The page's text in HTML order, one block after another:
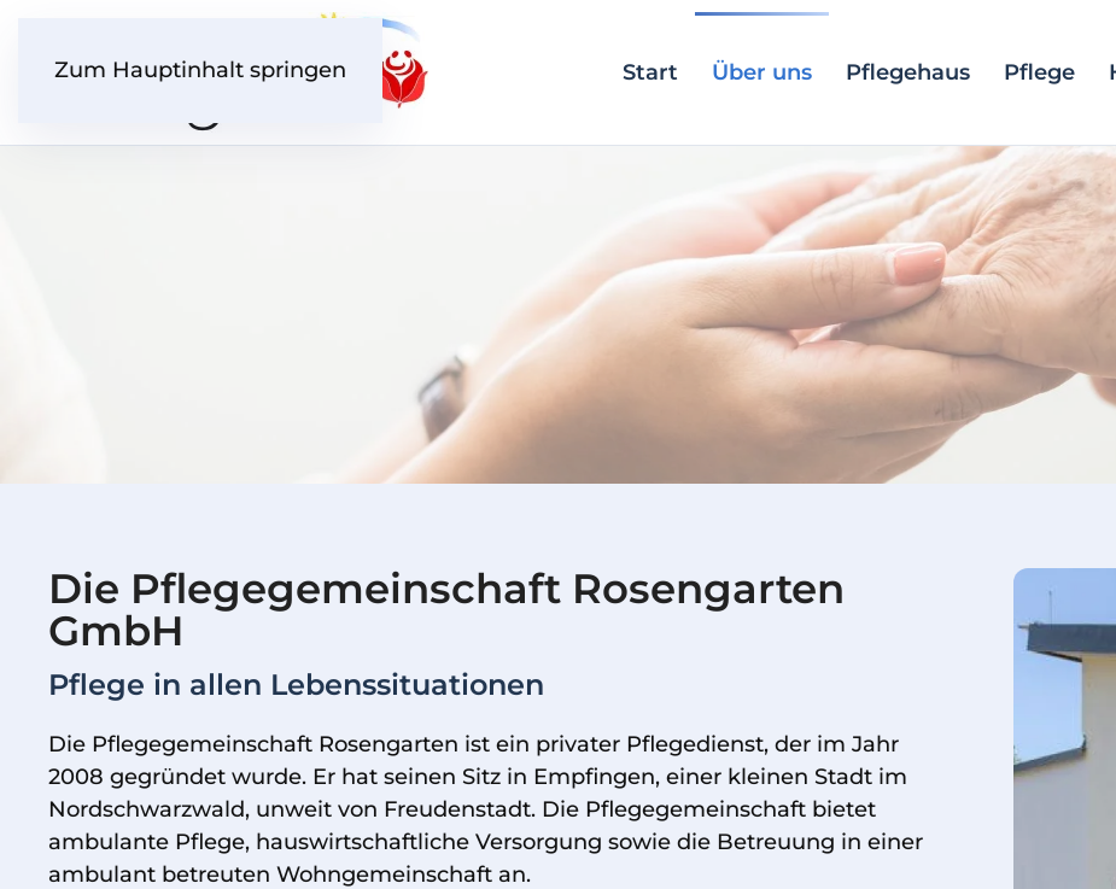
Zum Hauptinhalt springen Start Über uns Pflegehaus Pflege
Die Pflegegemeinschaft Rosengarten
GmbH
Pflege in allen Lebenssituationen
Die Pflegegemeinschaft Rosengarten ist ein privater Pflegedienst, der im Jahr
2008 gegründet wurde. Er hat seinen Sitz in Empfingen, einer kleinen Stadt im
Nordschwarzwald, unweit von Freudenstadt. Die Pflegegemeinschaft bietet
ambulante Pflege, hauswirtschaftliche Versorgung sowie die Betreuung in einer
ambulant betreuten Wohngemeinschaft an.